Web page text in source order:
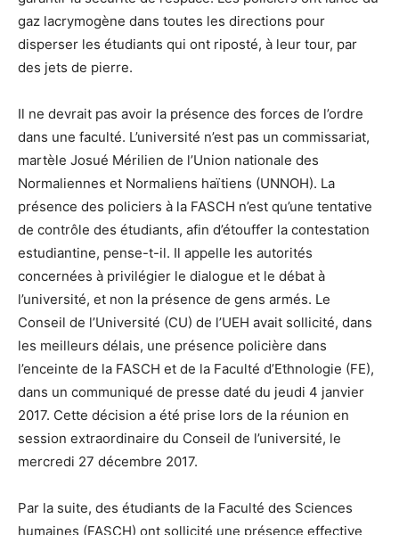
gaz lacrymogène dans toutes les directions pour
disperser les étudiants qui ont riposté, à leur tour, par
des jets de pierre.
Il ne devrait pas avoir la présence des forces de l’ordre
dans une faculté. L’université n’est pas un commissariat,
martèle Josué Mérilien de l’Union nationale des
Normaliennes et Normaliens haïtiens (UNNOH). La
présence des policiers à la FASCH n’est qu’une tentative
de contrôle des étudiants, afin d’étouffer la contestation
estudiantine, pense-t-il. Il appelle les autorités
concernées à privilégier le dialogue et le débat à
l’université, et non la présence de gens armés. Le
Conseil de l’Université (CU) de l’UEH avait sollicité, dans
les meilleurs délais, une présence policière dans
l’enceinte de la FASCH et de la Faculté d’Ethnologie (FE),
dans un communiqué de presse daté du jeudi 4 janvier
2017. Cette décision a été prise lors de la réunion en
session extraordinaire du Conseil de l’université, le
mercredi 27 décembre 2017.
Par la suite, des étudiants de la Faculté des Sciences
humaines (FASCH) ont sollicité une présence effective